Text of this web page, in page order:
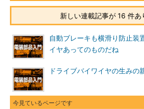
新しい連載記事が 16 件あ
自動ブレーキも横滑り防止装
イヤあってのものだね
ドライブバイワイヤの生みの